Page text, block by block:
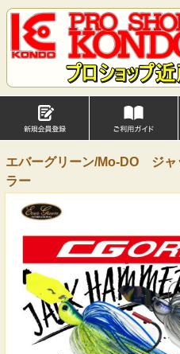
エバーグリーン/Mo-DO ジャ
ラー